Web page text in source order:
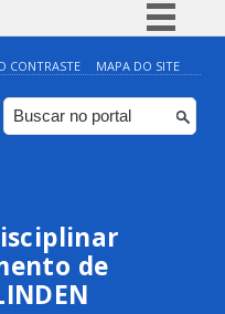
Simplifique!
Comunica BR
Participe
Canais
CONTRASTE MAPA DO SITE
de